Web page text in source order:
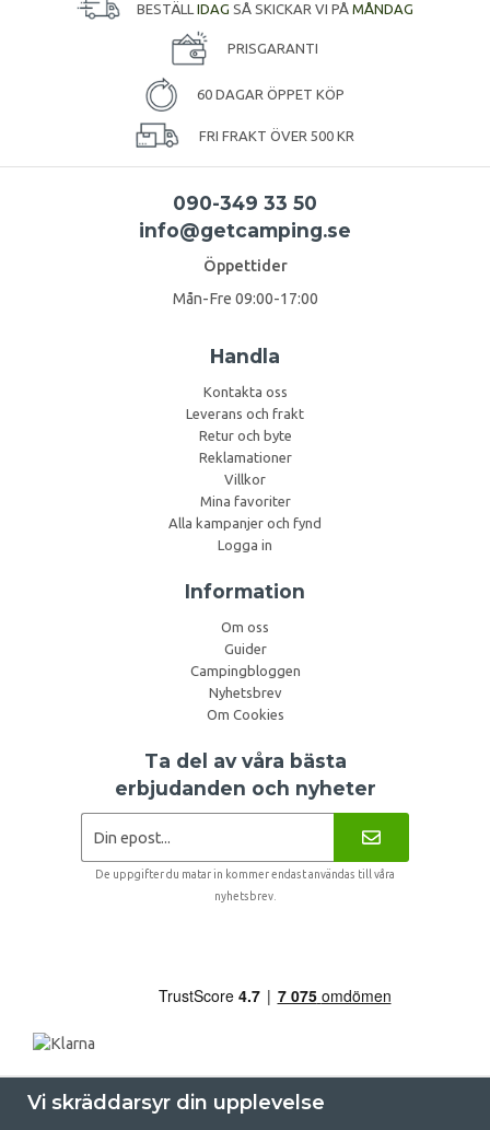
BESTÄLL IDAG SÅ SKICKAR VI PÅ MÅNDAG
PRISGARANTI
60 DAGAR ÖPPET KÖP
FRI FRAKT ÖVER 500 KR
090-349 33 50
info@getcamping.se
Öppettider
Mån-Fre 09:00-17:00
Handla
Kontakta oss
Leverans och frakt
Retur och byte
Reklamationer
Villkor
Mina favoriter
Alla kampanjer och fynd
Logga in
Information
Om oss
Guider
Campingbloggen
Nyhetsbrev
Om Cookies
Ta del av våra bästa
erbjudanden och nyheter
De uppgifter du matar in kommer endast användas till våra
nyhetsbrev.
Vi skräddarsyr din upplevelse